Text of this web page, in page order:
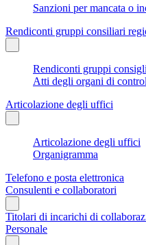
Sanzioni per mancata o
Rendiconti gruppi consiliari
Rendiconti gruppi
Atti degli organi di
Articolazione degli uffici
Articolazione degli uffici
Organigramma
Telefono e posta elettronica
Consulenti e collaboratori
Titolari di incarichi di
Personale